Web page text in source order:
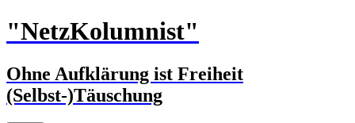
Zum
Inhalt
"NetzKolumnist"
Ohne Aufklärung ist Freiheit
(Selbst-)Täuschung